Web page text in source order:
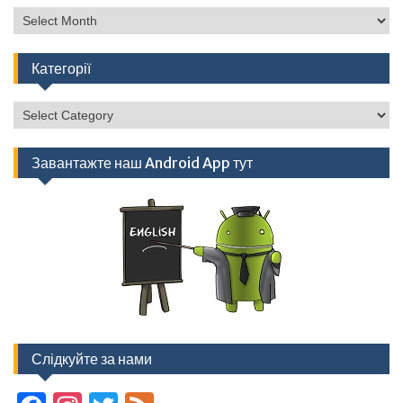
Архів
Категорії
Категорії
Завантажте наш Android App тут
Слідкуйте за нами